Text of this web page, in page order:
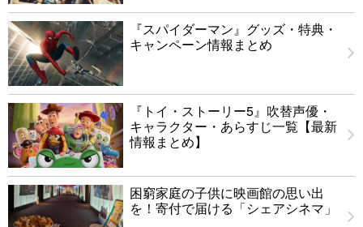
『スパイダーマン』グッズ・特典・
キャンペーン情報まとめ
『トイ・ストーリー5』吹替声優・
キャラクター・あらすじ一覧【最新
情報まとめ】
困窮家庭の子供に映画館の思い出
を！寄付で届ける「シェアシネマ」